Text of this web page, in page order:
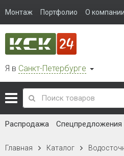
Монтаж Портфолио О компании
Я в Санкт-Петербурге
Распродажа Спецпредложения
Главная Каталог